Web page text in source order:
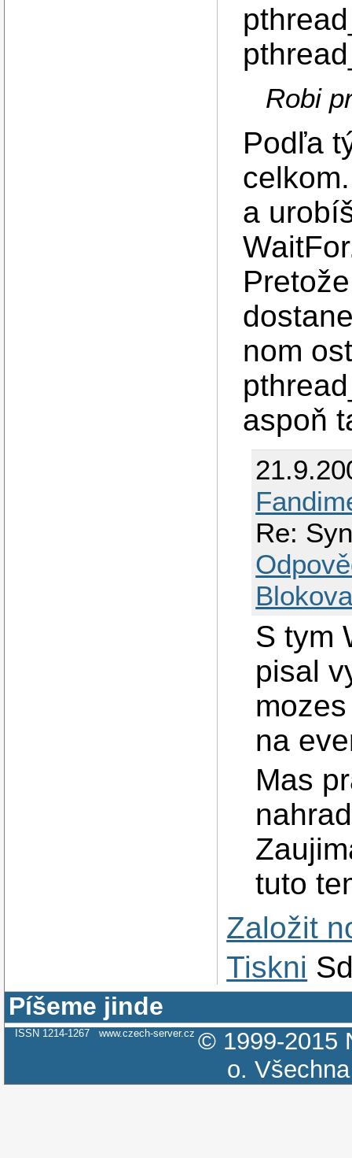
Robi
Podľa
a
nom
aspoň
Re:
S tym
pisal
na
Mas
tuto
Založit
Tiskni
Píšeme jinde
ISSN 1214-1267 www.czech-server.cz © 1999-2015
o.